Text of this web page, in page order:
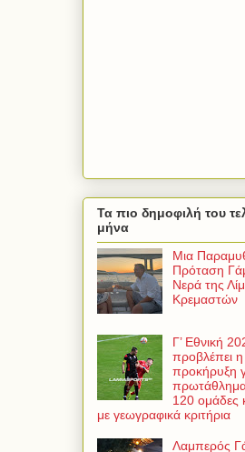
Τα πιο δημοφιλή του
μήνα
Μια
Πρόταση
Νερά της
Κρεμαστών
Γ’ Εθνική
προβλέπει η
προκήρυξη
120 ομάδες
με γεωγραφικά κριτήρια
Λαμπερός